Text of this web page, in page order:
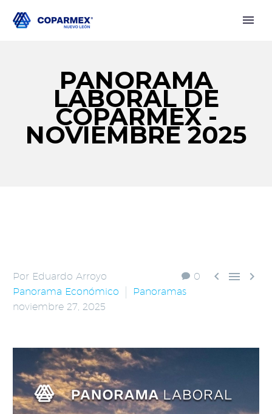
PANORAMA
LABORAL DE
COPARMEX -
NOVIEMBRE 2025
0   
Por Eduardo Arroyo
Panorama Económico
Panoramas
noviembre 27, 2025